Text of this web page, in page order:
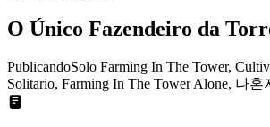
O Único Fazendeiro da
PublicandoSolo Farming In The Tower,
Solitario, Farming In The Tower Alone, 나